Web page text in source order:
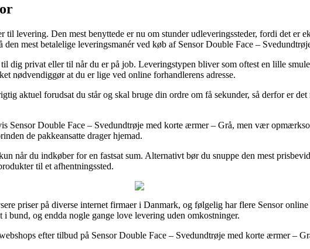
levering. Den mest benyttede er nu om stunder udleveringssteder, fordi det er
mest betalelige leveringsmanér ved køb af Sensor Double Face –
dig privat eller til når du er på job. Leveringstypen bliver som oftest en lille
nødvendiggør at du er lige ved online forhandlerens adresse.
aktuel forudsat du står og skal bruge din ordre om få sekunder, så derfor er
Sensor Double Face – Svedundtrøje med korte ærmer – Grå, men vær
de pakkeansatte drager hjemad.
når du indkøber for en fastsat sum. Alternativt bør du snuppe den mest
til et afhentningssted.
priser på diverse internet firmaer i Danmark, og følgelig har flere Sensor
bund, og endda nogle gange love levering uden omkostninger.
efter tilbud på Sensor Double Face – Svedundtrøje med korte ærmer –